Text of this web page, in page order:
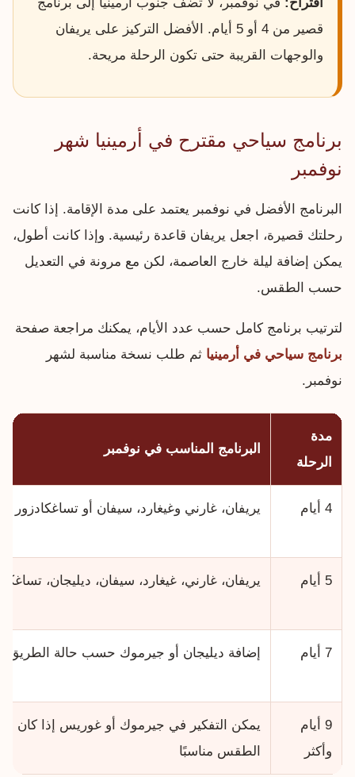
قصير من 4 أو 5 أيام. الأفضل التركيز على يريفان
والوجهات القريبة حتى تكون الرحلة مريحة.
برنامج سياحي مقترح في أرمينيا شهر
نوفمبر
البرنامج الأفضل في نوفمبر يعتمد على مدة الإقامة. إذا كانت
رحلتك قصيرة، اجعل يريفان قاعدة رئيسية. وإذا كانت أطول،
يمكن إضافة ليلة خارج العاصمة، لكن مع مرونة في التعديل
حسب الطقس.
لترتيب برنامج كامل حسب عدد الأيام، يمكنك مراجعة صفحة
برنامج سياحي في أرمينيا ثم طلب نسخة مناسبة لشهر
نوفمبر.
مدة
الرحلة
البرنامج المناسب في نوفمبر
4 أيام يريفان، غارني وغيغارد، سيفان أو تساغكادزور
5 أيام يريفان، غارني، غيغارد، سيفان، ديليجان،
7 أيام إضافة ديليجان أو جيرموك حسب حالة الطريق
9 أيام
وأكثر
يمكن التفكير في جيرموك أو غوريس إذا كان
الطقس مناسبًا